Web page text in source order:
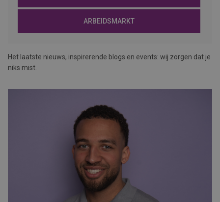
ARBEIDSMARKT
Het laatste nieuws, inspirerende blogs en events: wij zorgen dat je
niks mist.